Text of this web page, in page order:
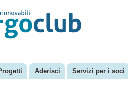
Aderisci Servizi per i soci